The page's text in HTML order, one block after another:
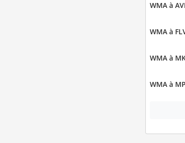
WMA à AVI
WMA à
WMA à
WMA à